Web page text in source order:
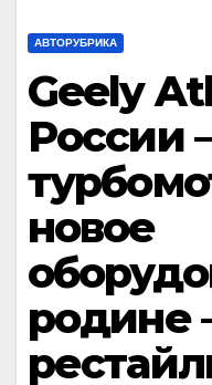
АВТОРУБРИКА
Geely
России –
новое
родине